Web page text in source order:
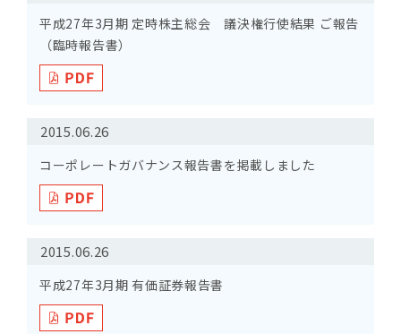
平成27年3月期 定時株主総会 議決権行使結果 ご報告
（臨時報告書）
2015.06.26
コーポレートガバナンス報告書を掲載しました
2015.06.26
平成27年3月期 有価証券報告書